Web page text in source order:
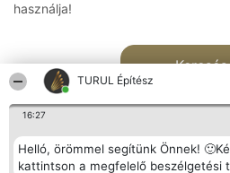
TURUL Építész
16:27
Helló, örömmel segítünk Önnek!
kattintson a megfelelő beszélgetési
használja!
Keresés